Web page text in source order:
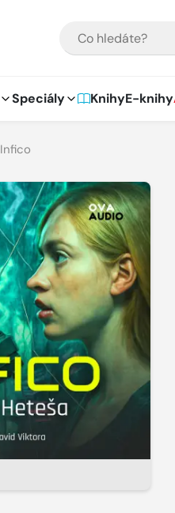
Speciály KnihyE-knihy
Infico